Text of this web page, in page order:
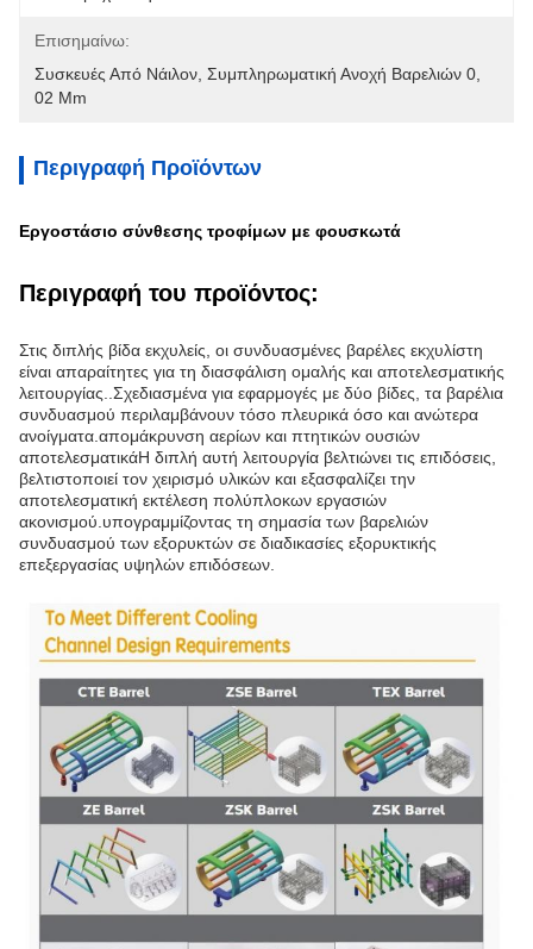
Επισημαίνω:
Συσκευές Από Νάιλον Συμπληρωματική Ανοχή Βαρελιών 0
02 Mm
Περιγραφή Προϊόντων
Εργοστάσιο σύνθεσης τροφίμων με φουσκωτά
Περιγραφή του προϊόντος:
Στις διπλής βίδα εκχυλείς, οι συνδυασμένες βαρέλες εκχυλίστη
είναι απαραίτητες για τη διασφάλιση ομαλής και αποτελεσματικής
λειτουργίας..Σχεδιασμένα για εφαρμογές με δύο βίδες, τα βαρέλια
συνδυασμού περιλαμβάνουν τόσο πλευρικά όσο και ανώτερα
ανοίγματα.απομάκρυνση αερίων και πτητικών ουσιών
αποτελεσματικάΗ διπλή αυτή λειτουργία βελτιώνει τις επιδόσεις,
βελτιστοποιεί τον χειρισμό υλικών και εξασφαλίζει την
αποτελεσματική εκτέλεση πολύπλοκων εργασιών
ακονισμού.υπογραμμίζοντας τη σημασία των βαρελιών
συνδυασμού των εξορυκτών σε διαδικασίες εξορυκτικής
επεξεργασίας υψηλών επιδόσεων.